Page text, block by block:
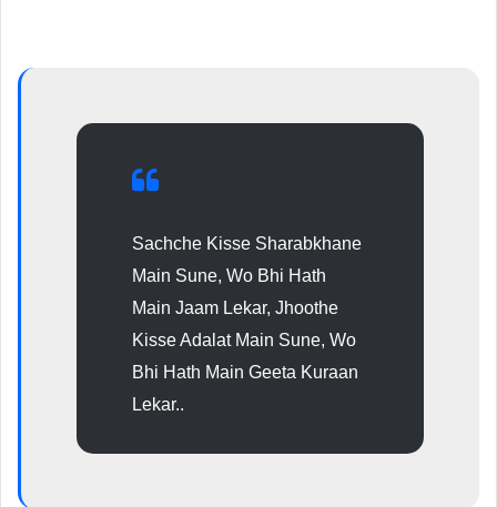
Sachche Kisse Sharabkhane
Main Sune, Wo Bhi Hath
Main Jaam Lekar, Jhoothe
Kisse Adalat Main Sune, Wo
Bhi Hath Main Geeta Kuraan
Lekar..